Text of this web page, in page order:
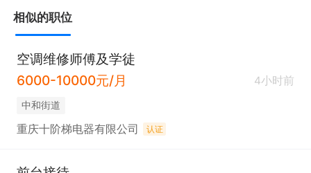
5. 持有相关技能证书或具备专业培训经历者优先考
6. 具备良好的团队协作精神，能够配合公司整体运营
安排。
相似的职位
空调维修师傅及学徒
6000-10000元/月
4小时前
中和街道
重庆十阶梯电器有限公司 认证